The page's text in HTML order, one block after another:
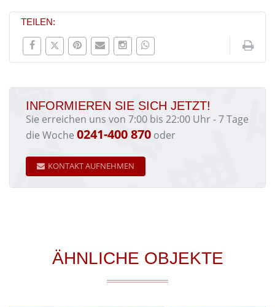
TEILEN:
INFORMIEREN SIE SICH JETZT!
Sie erreichen uns von 7:00 bis 22:00 Uhr - 7 Tage
die Woche 0241-400 870 oder
KONTAKT AUFNEHMEN
ÄHNLICHE OBJEKTE